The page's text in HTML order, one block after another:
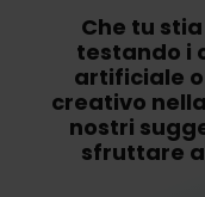
Che tu
testando i
artificiale
creativo
nostri
sfruttare